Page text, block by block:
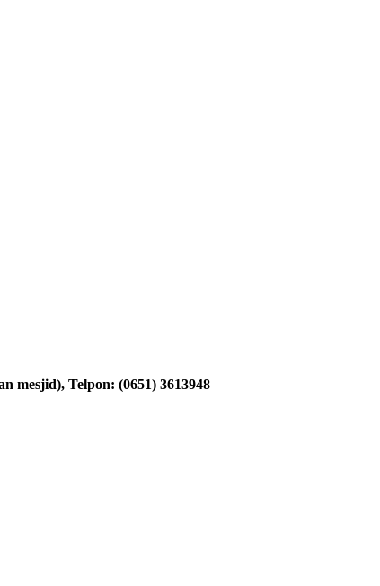
mesjid), Telpon: (0651) 3613948